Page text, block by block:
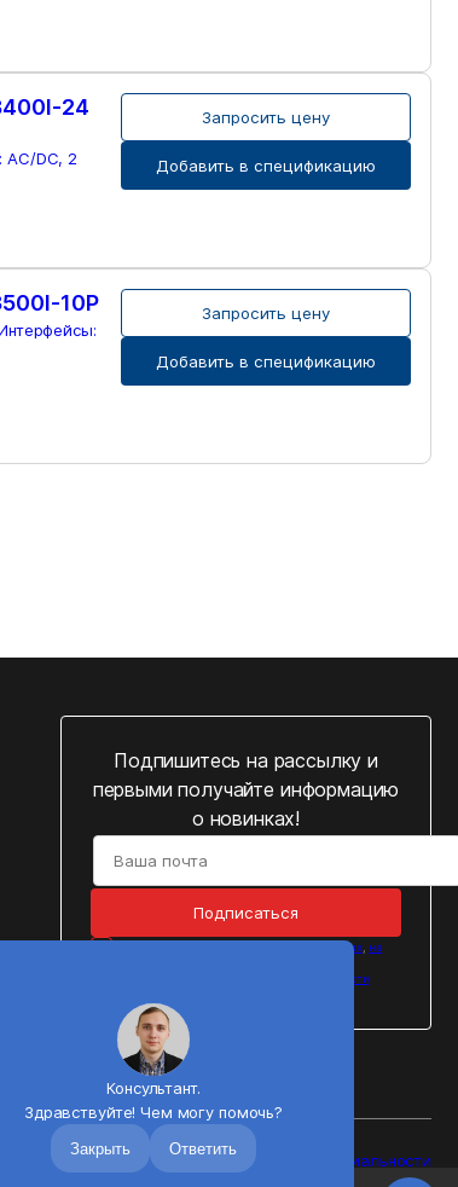
24
AC/DC, 2
Запросить цену
Добавить в спецификацию
10P Запросить цену
Добавить в спецификацию
Подпишитесь на рассылку и
первыми получайте информацию
о новинках!
Подписаться
обработку персональных данных, на
Политикой конфиденциальности
Политика конфиденциальности
Консультант.
Здравствуйте! Чем могу помочь?
Закрыть Ответить